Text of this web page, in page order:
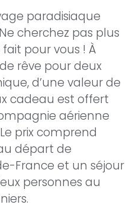
paradisiaque
cherchez pas plus
pour vous ! À
rêve pour deux
d’une valeur de
cadeau est offert
aérienne
prix comprend
départ de
France et un séjour
personnes au